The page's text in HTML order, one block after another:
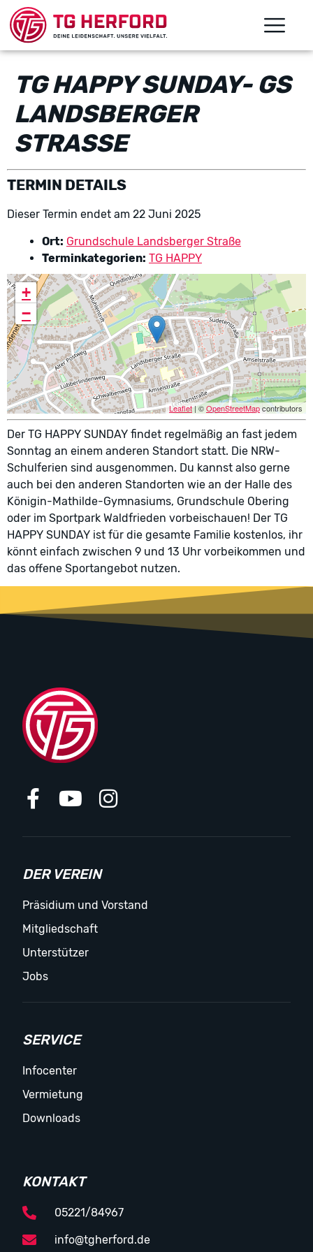
TG HAPPY SUNDAY- GS
LANDSBERGER
STRASSE
TERMIN DETAILS
Dieser Termin endet am 22 Juni 2025
Ort: Grundschule Landsberger Straße
Terminkategorien: TG HAPPY
+
−
Leaflet| ©OpenStreetMapcontributors
Der TG HAPPY SUNDAY findet regelmäßig an fast jedem
Sonntag an einem anderen Standort statt. Die NRW-
Schulferien sind ausgenommen. Du kannst also gerne
auch bei den anderen Standorten wie an der Halle des
Königin-Mathilde-Gymnasiums, Grundschule Obering
oder im Sportpark Waldfrieden vorbeischauen! Der TG
HAPPY SUNDAY ist für die gesamte Familie kostenlos, ihr
könnt einfach zwischen 9 und 13 Uhr vorbeikommen und
das offene Sportangebot nutzen.
DER VEREIN
Präsidium und Vorstand
Mitgliedschaft
Unterstützer
Jobs
SERVICE
Infocenter
Vermietung
Downloads
KONTAKT
05221/84967
info@tgherford.de